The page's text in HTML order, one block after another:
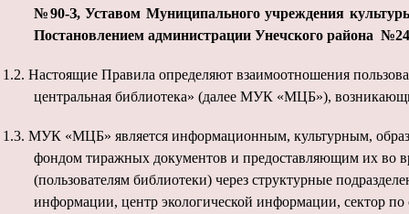
№90-З, Уставом Муниципального учреждения
Постановлением администрации Унечского района
1.2. Настоящие Правила определяют взаимоотношения
центральная библиотека» (далее МУК «МЦБ»),
1.3. МУК «МЦБ» является информационным, культурным,
фондом тиражных документов и предоставляющим их во
(пользователям библиотеки) через структурные
информации, центр экологической информации, сектор